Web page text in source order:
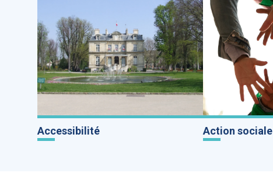
Accessibilité Action sociale